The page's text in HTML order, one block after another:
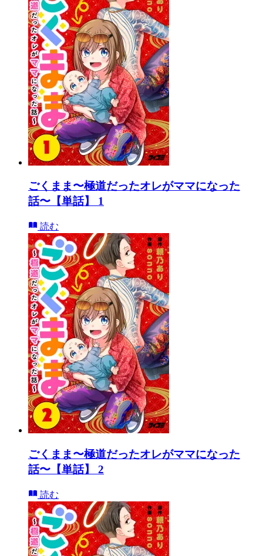
ごくまま〜極道だったオレがママになった
話〜【単話】 1
読む
ごくまま〜極道だったオレがママになった
話〜【単話】 2
読む